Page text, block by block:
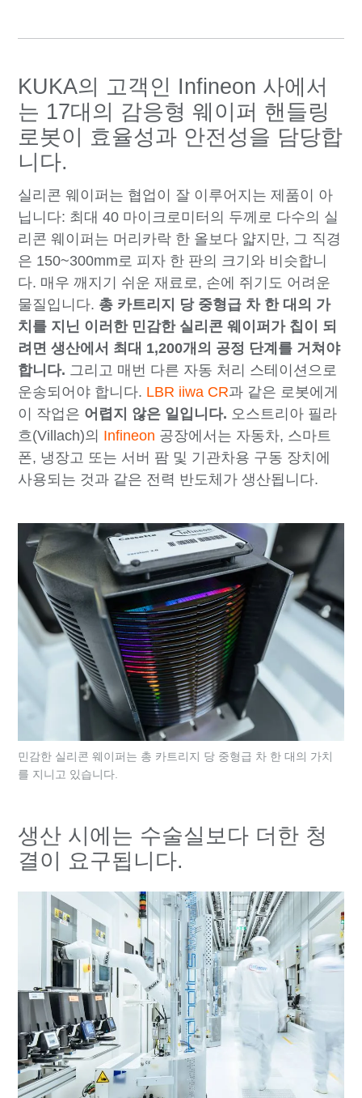
KUKA의 고객인 Infineon 사에서
는 17대의 감응형 웨이퍼 핸들링
로봇이 효율성과 안전성을 담당합
니다.
실리콘 웨이퍼는 협업이 잘 이루어지는 제품이 아
닙니다: 최대 40 마이크로미터의 두께로 다수의 실
리콘 웨이퍼는 머리카락 한 올보다 얇지만, 그 직경
은 150~300mm로 피자 한 판의 크기와 비슷합니
다. 매우 깨지기 쉬운 재료로, 손에 쥐기도 어려운
물질입니다. 총 카트리지 당 중형급 차 한 대의 가
치를 지닌 이러한 민감한 실리콘 웨이퍼가 칩이 되
려면 생산에서 최대 1,200개의 공정 단계를 거쳐야
합니다. 그리고 매번 다른 자동 처리 스테이션으로
운송되어야 합니다. LBR iiwa CR과 같은 로봇에게
이 작업은 어렵지 않은 일입니다. 오스트리아 필라
흐(Villach)의 Infineon 공장에서는 자동차, 스마트
폰, 냉장고 또는 서버 팜 및 기관차용 구동 장치에
사용되는 것과 같은 전력 반도체가 생산됩니다.
민감한 실리콘 웨이퍼는 총 카트리지 당 중형급 차 한 대의 가치
를 지니고 있습니다.
생산 시에는 수술실보다 더한 청
결이 요구됩니다.